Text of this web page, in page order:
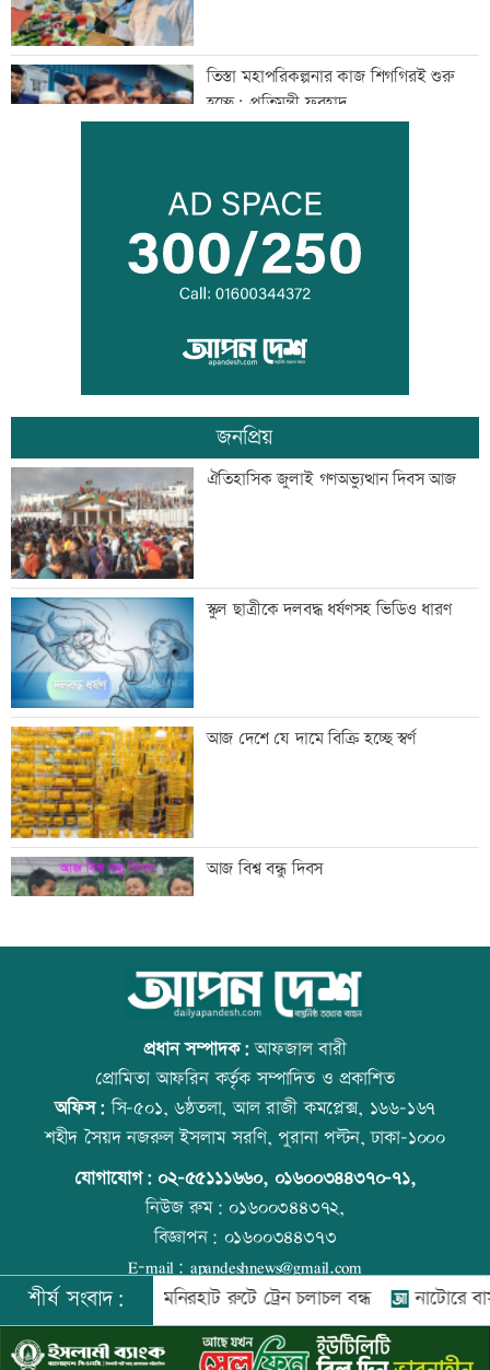
তিস্তা মহাপরিকল্পনার কাজ শিগগিরই শুরু
হচ্ছে: প্রতিমন্ত্রী ফরহাদ
অতিরিক্ত মদপানে এক ব্যক্তির মৃত্যু
ইবির গবেষণাপত্র প্রত্যাহারের ঘটনায় তদন্ত
কমিটি
যুবদল নেতার মরদেহ গুমের চেষ্টা, থানায়
মামলা
দেশকে কী দিতে পারলাম, সেটিই গুরুত্বপূর্ণ:
প্রধানমন্ত্রী
ভেজা চুলে ঘুমাচ্ছেন? জানুন এর প্রভাব
যুক্তরাষ্ট্রে এক মাসে ৫১ হাজার অভিবাসী
গ্রেফতার
কালীগঞ্জের সেন্ট নিকোলাস চার্চ: ঐতিহ্য ও
সম্প্রীতির প্রতীক
‘শিশুদের সুস্থ বিকাশে নিয়মিত স্বাস্থ্য পরীক্ষা
গুরুত্বপূর্ণ’
মেসিকে বোমা মেরে উড়িয়ে দেয়ার হুমকি
জনপ্রিয়
ঐতিহাসিক জুলাই গণঅভ্যুত্থান দিবস আজ
স্কুল ছাত্রীকে দলবদ্ধ ধর্ষণসহ ভিডিও ধারণ
আজ দেশে যে দামে বিক্রি হচ্ছে স্বর্ণ
আজ বিশ্ব বন্ধু দিবস
উত্থান-পতনের বাজারে আজ স্বর্ণের ভরি কত
কোরআন-হাদিসে নামাজ না পড়ার শাস্তি
আজ স্বর্ণ-রুপা যে দামে বিক্রি হচ্ছে
প্রধান সম্পাদক:আফজাল বারী
প্রোমিতা আফরিন কর্তৃক সম্পাদিত ও প্রকাশিত
অফিস:সি-৫০১, ৬ষ্ঠতলা, আল রাজী কমপ্লেক্স, ১৬৬-১৬৭
শহীদ সৈয়দ নজরুল ইসলাম সরণি, পুরানা পল্টন, ঢাকা-১০০০
যোগাযোগ: ০২-৫৫১১১৬৬০, ০১৬০০৩৪৪৩৭০-৭১,
নিউজ রুম:০১৬০০৩৪৪৩৭২,
বিজ্ঞাপন: ০১৬০০৩৪৪৩৭৩
E-mail: apandeshnews@gmail.com
©২০২৬ |আপন দেশ ডটকমকর্তৃক সর্বসত্ব ® সংরক্ষিত | উন্নয়নে
ইমিথমেকারস.কম
শীর্ষ সংবাদ:
রংপুর-লালমনিরহাট রুটে ট্রেন চলাচল বন্ধ নাটোরে বাস-